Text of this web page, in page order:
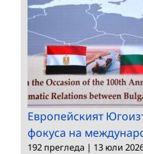
Европейският
фокуса на
192 прегледа | 13 юли